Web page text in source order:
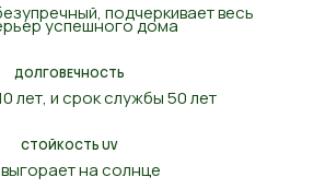
подчеркивает весь
успешного дома
ДОЛГОВЕЧНОСТЬ
лет, и срок службы 50 лет
СТОЙКОСТЬ UV
на солнце